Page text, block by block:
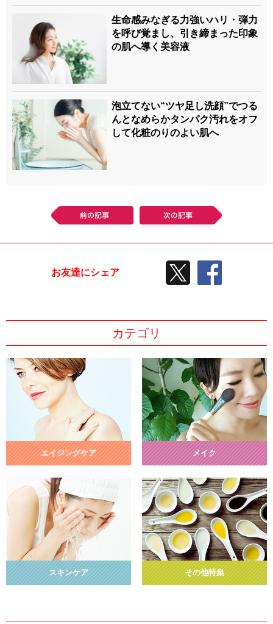
生命感みなぎる力強いハリ・弾力
を呼び覚まし、引き締まった印象
の肌へ導く美容液
泡立てない“ツヤ足し洗顔”でつる
んとなめらかタンパク汚れをオフ
して化粧のりのよい肌へ
前の記事
お友達にシェア
TWEETする
カテゴリ
エイジングケア メイク
スキンケア その他特集